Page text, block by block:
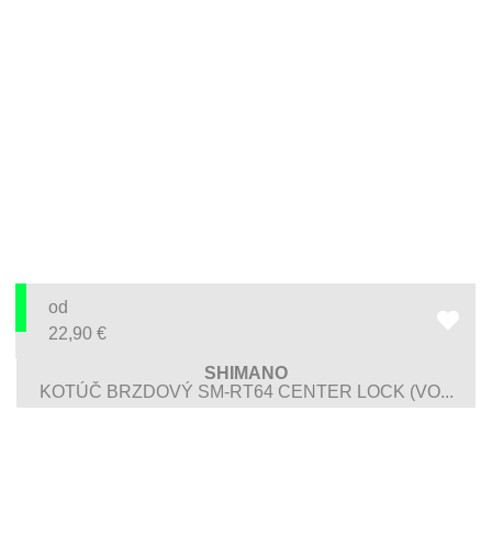
od
22,90 €
SHIMANO
KOTÚČ BRZDOVÝ SM-RT64 CENTER LOCK (VO...